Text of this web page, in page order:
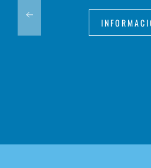
INFORMACIÓN